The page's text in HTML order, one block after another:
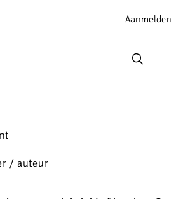
Account
Aanmelden
/ auteur